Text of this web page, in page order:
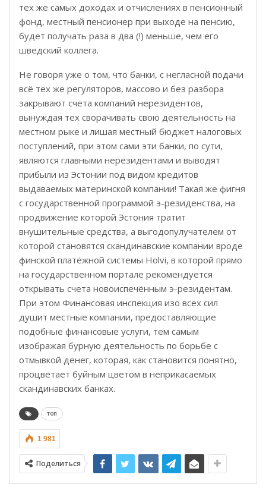
тех же самых доходах и отчислениях в пенсионный
фонд, местный пенсионер при выходе на пенсию,
будет получать раза в два (!) меньше, чем его
шведский коллега.
Не говоря уже о том, что банки, с негласной подачи
всё тех же регуляторов, массово и без разбора
закрывают счета компаний нерезидентов,
вынуждая тех сворачивать свою деятельность на
местном рыке и лишая местный бюджет налоговых
поступлений, при этом сами эти банки, по сути,
являются главными нерезидентами и выводят
прибыли из Эстонии под видом кредитов
выдаваемых материнской компании! Такая же фигня
с государственной программой э-резиденства, на
продвижение которой Эстония тратит
внушительные средства, а выгодопулучателем от
которой становятся скандинавские компании вроде
финской платёжной системы Holvi, в которой прямо
на государственном портале рекомендуется
открывать счета новоиспечённым э-резидентам.
При этом Финансовая инспекция изо всех сил
душит местные компании, предоставляющие
подобные финансовые услуги, тем самым
изображая бурную деятельность по борьбе с
отмывкой денег, которая, как становится понятно,
процветает буйным цветом в неприкасаемых
скандинавских банках.
топ
1 981
Поделиться